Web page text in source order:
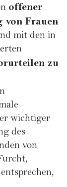
offener
von Frauen
mit den in
zu
wichtiger
des
von